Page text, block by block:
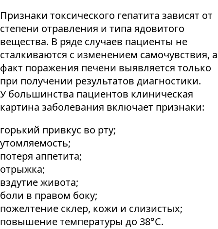
Признаки токсического гепатита зависят от
степени отравления и типа ядовитого
вещества. В ряде случаев пациенты не
сталкиваются с изменением самочувствия, а
факт поражения печени выявляется только
при получении результатов диагностики.
У большинства пациентов клиническая
картина заболевания включает признаки:
горький привкус во рту;
утомляемость;
потеря аппетита;
отрыжка;
вздутие живота;
боли в правом боку;
пожелтение склер, кожи и слизистых;
повышение температуры до 38°C.